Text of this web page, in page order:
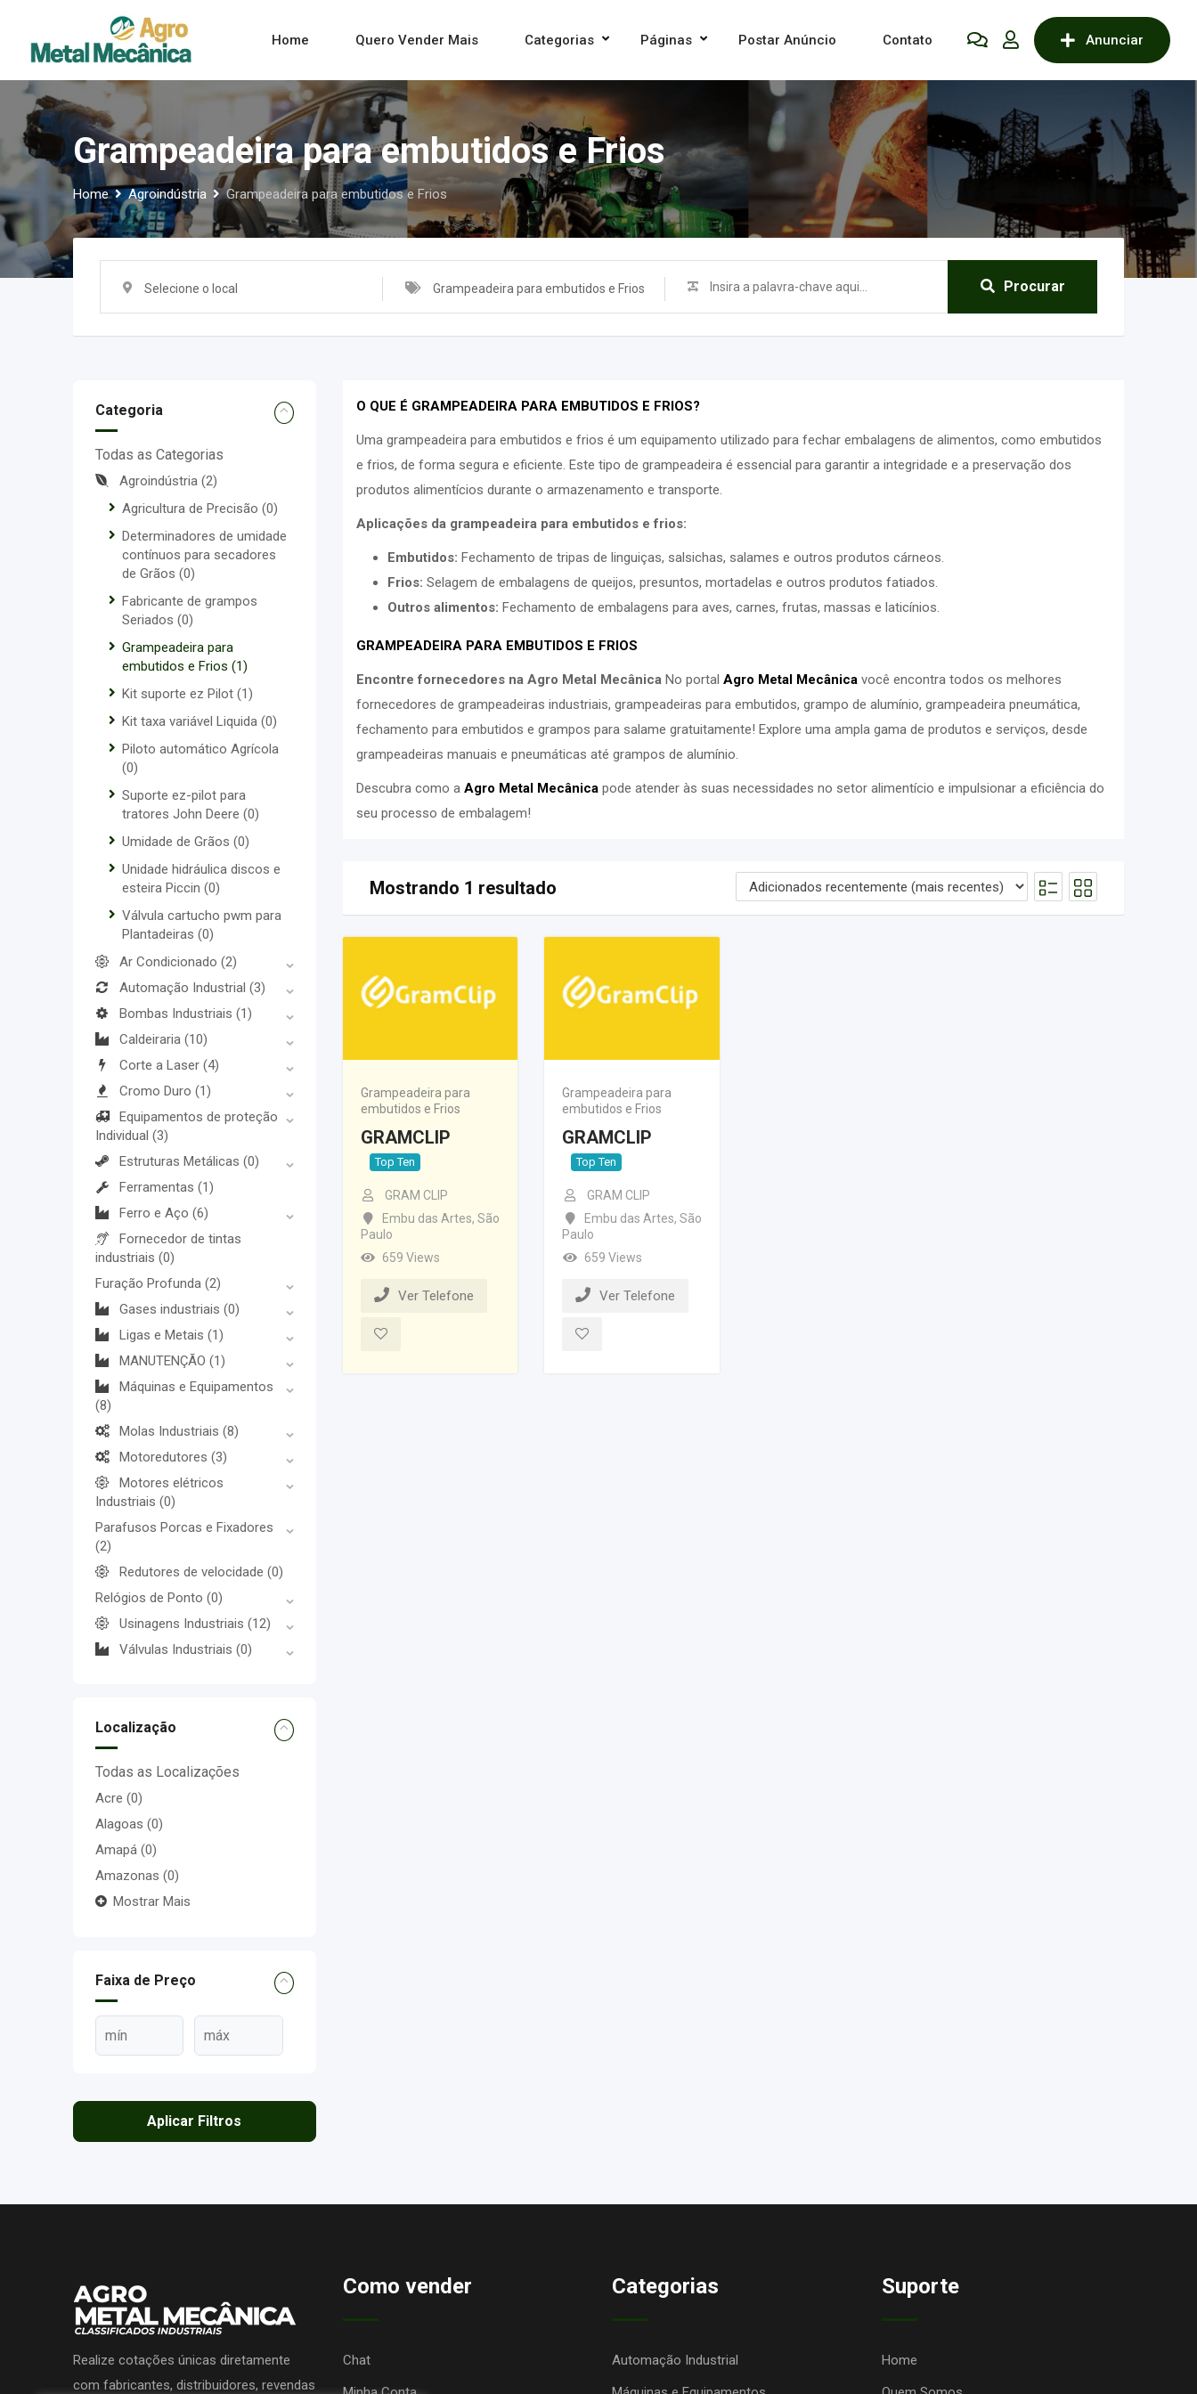
content
Anunciar
Home Quero Vender Mais Categorias Páginas Postar Anúncio Contato
Grampeadeira para embutidos e Frios
Home Agroindústria Grampeadeira para embutidos e Frios
Selecione o local Grampeadeira para embutidos e Frios Procurar
Categoria
Todas as Categorias
Agroindústria (2)
Agricultura de Precisão (0)
Determinadores de umidade
contínuos para secadores
de Grãos (0)
Fabricante de grampos
Seriados (0)
Grampeadeira para
embutidos e Frios (1)
Kit suporte ez Pilot (1)
Kit taxa variável Liquida (0)
Piloto automático Agrícola
(0)
Suporte ez-pilot para
tratores John Deere (0)
Umidade de Grãos (0)
Unidade hidráulica discos e
esteira Piccin (0)
Válvula cartucho pwm para
Plantadeiras (0)
Ar Condicionado (2)
Automação Industrial (3)
Bombas Industriais (1)
Caldeiraria (10)
Corte a Laser (4)
Cromo Duro (1)
Equipamentos de proteção
Individual (3)
Estruturas Metálicas (0)
Ferramentas (1)
Ferro e Aço (6)
Fornecedor de tintas
industriais (0)
Furação Profunda (2)
Gases industriais (0)
Ligas e Metais (1)
MANUTENÇÃO (1)
Máquinas e Equipamentos
(8)
Molas Industriais (8)
Motoredutores (3)
Motores elétricos
Industriais (0)
Parafusos Porcas e Fixadores
(2)
Redutores de velocidade (0)
Relógios de Ponto (0)
Usinagens Industriais (12)
Válvulas Industriais (0)
Localização
Todas as Localizações
Acre (0)
Alagoas (0)
Amapá (0)
Amazonas (0)
Mostrar Mais
Faixa de Preço
Aplicar Filtros
O QUE É GRAMPEADEIRA PARA EMBUTIDOS E FRIOS?
Uma grampeadeira para embutidos e frios é um equipamento utilizado para fechar embalagens de alimentos, como embutidos
e frios, de forma segura e eficiente. Este tipo de grampeadeira é essencial para garantir a integridade e a preservação dos
produtos alimentícios durante o armazenamento e transporte.
Aplicações da grampeadeira para embutidos e frios:
Embutidos: Fechamento de tripas de linguiças, salsichas, salames e outros produtos cárneos.
Frios: Selagem de embalagens de queijos, presuntos, mortadelas e outros produtos fatiados.
Outros alimentos: Fechamento de embalagens para aves, carnes, frutas, massas e laticínios.
GRAMPEADEIRA PARA EMBUTIDOS E FRIOS
Encontre fornecedores na Agro Metal MecânicaNo portal Agro Metal Mecânica você encontra todos os melhores
fornecedores de grampeadeiras industriais, grampeadeiras para embutidos, grampo de alumínio, grampeadeira pneumática,
fechamento para embutidos e grampos para salame gratuitamente! Explore uma ampla gama de produtos e serviços, desde
grampeadeiras manuais e pneumáticas até grampos de alumínio.
Descubra como a Agro Metal Mecânicapode atender às suas necessidades no setor alimentício e impulsionar a eficiência do
seu processo de embalagem!
Mostrando 1 resultado
Grampeadeira para
embutidos e Frios
GRAMCLIP
Top Ten
GRAM CLIP
Embu das Artes, São
Paulo
659 Views
Ver Telefone
Grampeadeira para
embutidos e Frios
GRAMCLIP
Top Ten
GRAM CLIP
Embu das Artes, São
Paulo
659 Views
Ver Telefone
Realize cotações únicas diretamente
com fabricantes, distribuidores, revendas
Como vender
Chat
Categorias
Automação Industrial
Suporte
Home